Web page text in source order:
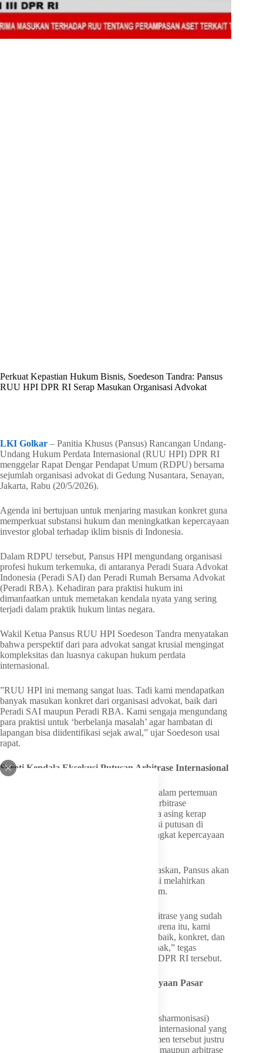
Perkuat Kepastian Hukum Bisnis, Soedeson Tandra: Pansus
RUU HPI DPR RI Serap Masukan Organisasi Advokat
LKI Golkar – Panitia Khusus (Pansus) Rancangan Undang-
Undang Hukum Perdata Internasional (RUU HPI) DPR RI
menggelar Rapat Dengar Pendapat Umum (RDPU) bersama
sejumlah organisasi advokat di Gedung Nusantara, Senayan,
Jakarta, Rabu (20/5/2026).
Agenda ini bertujuan untuk menjaring masukan konkret guna
memperkuat substansi hukum dan meningkatkan kepercayaan
investor global terhadap iklim bisnis di Indonesia.
Dalam RDPU tersebut, Pansus HPI mengundang organisasi
profesi hukum terkemuka, di antaranya Peradi Suara Advokat
Indonesia (Peradi SAI) dan Peradi Rumah Bersama Advokat
(Peradi RBA). Kehadiran para praktisi hukum ini
dimanfaatkan untuk memetakan kendala nyata yang sering
terjadi dalam praktik hukum lintas negara.
​Wakil Ketua Pansus RUU HPI Soedeson Tandra menyatakan
bahwa perspektif dari para advokat sangat krusial mengingat
kompleksitas dan luasnya cakupan hukum perdata
internasional.
​”RUU HPI ini memang sangat luas. Tadi kami mendapatkan
banyak masukan konkret dari organisasi advokat, baik dari
Peradi SAI maupun Peradi RBA. Kami sengaja mengundang
para praktisi untuk ‘berbelanja masalah’ agar hambatan di
lapangan bisa diidentifikasi sejak awal,” ujar Soedeson usai
rapat.
Soroti Kendala Eksekusi Putusan Arbitrase Internasional
​Salah satu poin krusial yang mengemuka dalam pertemuan
tersebut adalah masalah eksekusi putusan arbitrase
internasional. Selama ini, para pelaku usaha asing kerap
mengeluhkan sulitnya pelaksanaan eksekusi putusan di
Indonesia, yang berpotensi menurunkan tingkat kepercayaan
​Politisi dari Fraksi Partai Golkar ini menegaskan, Pansus akan
mengkaji mendalam masukan tersebut demi melahirkan
regulasi yang jauh lebih berkepastian hukum.
​”Kami belajar banyak dari kasus-kasus arbitrase yang sudah
diputus tapi masih sulit dieksekusi. Oleh karena itu, kami
berkomitmen menyusun aturan yang lebih baik, konkret, dan
menjamin kepastian hukum bagi semua pihak,” tegas
legislator yang juga bertugas di Komisi III DPR RI tersebut.
Adopsi Praktik Arbitrase demi Kepercayaan Pasar
​Menanggapi isu potensi tumpang tindih (disharmonisasi)
antara RUU HPI dengan regulasi arbitrase internasional yang
sudah ada, Soedeson menilai kedua instrumen tersebut justru
saling menguatkan. Menurutnya, baik HPI maupun arbitrase